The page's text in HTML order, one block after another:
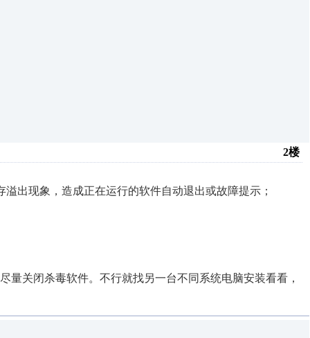
2楼
出现象，造成正在运行的软件自动退出或故障提示；
关闭杀毒软件。不行就找另一台不同系统电脑安装看看，